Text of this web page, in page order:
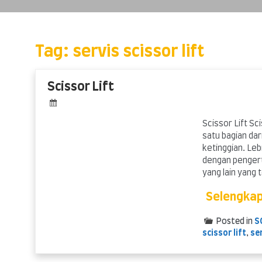
Tag: servis scissor lift
Scissor Lift
Scissor Lift
satu bagian
ketinggian.
dengan
yang lain yang
Posted in
scissor lift,